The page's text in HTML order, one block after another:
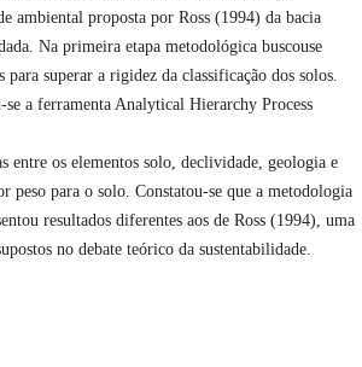
ambiental proposta por Ross (1994) da bacia
Na primeira etapa metodológica buscouse
superar a rigidez da classificação dos solos.
se a ferramenta Analytical Hierarchy Process
entre os elementos solo, declividade, geologia e
peso para o solo. Constatou-se que a metodologia
resultados diferentes aos de Ross (1994), uma
no debate teórico da sustentabilidade.